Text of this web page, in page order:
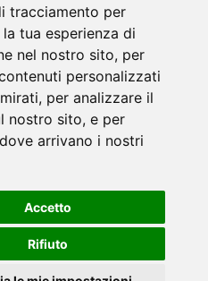
tracciamento per
tua esperienza di
nel nostro sito, per
personalizzati
per analizzare il
nostro sito, e per
arrivano i nostri
Accetto
Rifiuto
ai Laghi di Suviana e
alla fauna
ai Laghi di Suviana e
cervi, volpi, lepri e lupi.
massimo silenzio. Ritrovo Chiesa
obbligatoria.
i diritti riservati.